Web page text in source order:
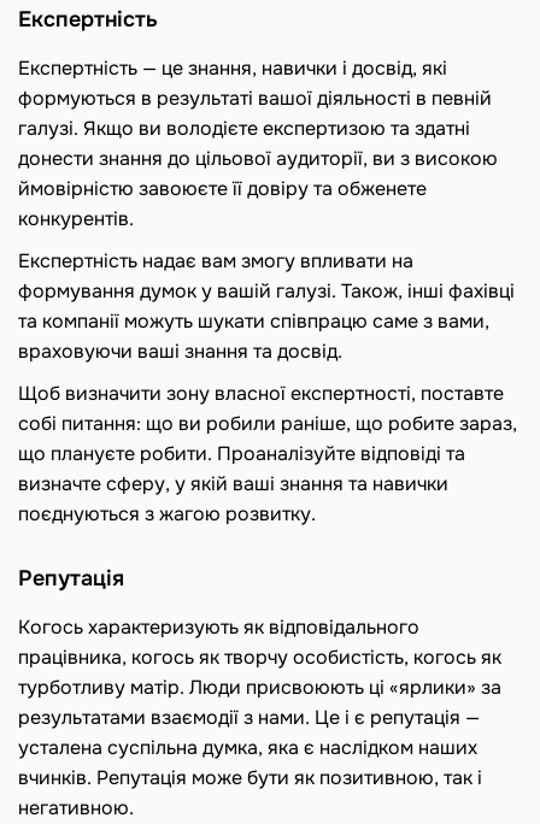
Експертність
Експертність — це знання, навички і досвід, які
формуються в результаті вашої діяльності в певній
галузі. Якщо ви володієте експертизою та здатні
донести знання до цільової аудиторії, ви з високою
ймовірністю завоюєте її довіру та обженете
конкурентів.
Експертність надає вам змогу впливати на
формування думок у вашій галузі. Також, інші фахівці
та компанії можуть шукати співпрацю саме з вами,
враховуючи ваші знання та досвід.
Щоб визначити зону власної експертності, поставте
собі питання: що ви робили раніше, що робите зараз,
що плануєте робити. Проаналізуйте відповіді та
визначте сферу, у якій ваші знання та навички
поєднуються з жагою розвитку.
Репутація
Когось характеризують як відповідального
працівника, когось як творчу особистість, когось як
турботливу матір. Люди присвоюють ці «ярлики» за
результатами взаємодії з нами. Це і є репутація —
усталена суспільна думка, яка є наслідком наших
вчинків. Репутація може бути як позитивною, так і
негативною.